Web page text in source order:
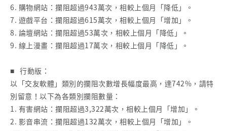
6. 購物網站：攔阻超過943萬次，相較上個月「降低」。
7. 遊戲平台：攔阻超過615萬次，相較上個月「增加」。
8. 論壇網站：攔阻超過53萬次，相較上個月「降低」。
9. 線上漫畫：攔阻超過17萬次，相較上個月「降低」。
■ 行動版：
以「交友軟體」類別的攔阻次數增長幅度最高，達742%，請特
別留意！以下為各類別攔阻數量：
1. 有害網站：攔阻超過3,322萬次，相較上個月「增加」。
2. 影音串流：攔阻超過132萬次，相較上個月「增加」。